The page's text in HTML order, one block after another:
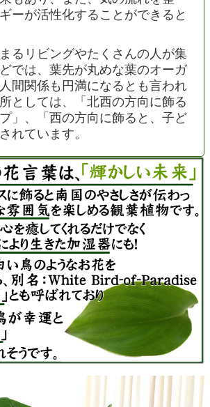
ーが活性化することができると
るリビングやたくさんの人が集
では、葉先が丸めな葉のオーガ
間関係も円満になるとも言われ
としては、「北西の方向に飾る
」、「西の方向に飾ると、子ど
れています。